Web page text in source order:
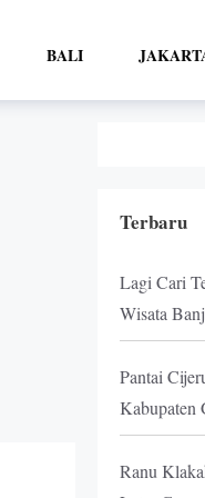
BALI
Terbaru
Lagi Cari
Wisata
Pantai
Kabupaten
Ranu